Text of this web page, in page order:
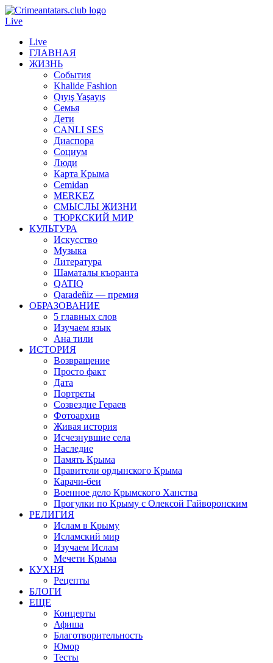
Live
Live
ГЛАВНАЯ
ЖИЗНЬ
События
Khalide Fashion
Qıyış Yaşayış
Семья
Дети
CANLI SES
Диаспора
Социум
Люди
Карта Крыма
Cemidan
МERKEZ
СМЫСЛЫ ЖИЗНИ
ТЮРКСКИЙ МИР
КУЛЬТУРА
Искусство
Музыка
Литература
Шаматалы къоранта
QATIQ
Qaradeñiz — премия
ОБРАЗОВАНИЕ
5 главных слов
Изучаем язык
Ана тили
ИСТОРИЯ
Возвращение
Просто факт
Дата
Портреты
Созвездие Гераев
Фотоархив
Живая история
Исчезнувшие села
Наследие
Память Крыма
Правители ордынского Крыма
Карачи-беи
Военное дело Крымского Ханства
Прогулки по Крыму с Олексой Гайворонским
РЕЛИГИЯ
Ислам в Крыму
Исламский мир
Изучаем Ислам
Мечети Крыма
КУХНЯ
Рецепты
БЛОГИ
ЕЩЕ
Концерты
Афиша
Благотворительность
Юмор
Тесты